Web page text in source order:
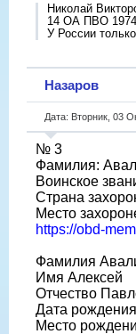
Николай
14 ОА ПВО
У России
Назаров
Дата: Вторник, 03
№ 3
Фамилия:
Воинское
Страна
Место
https://obd-
Фамилия
Имя Алексей
Отчество
Дата
Место